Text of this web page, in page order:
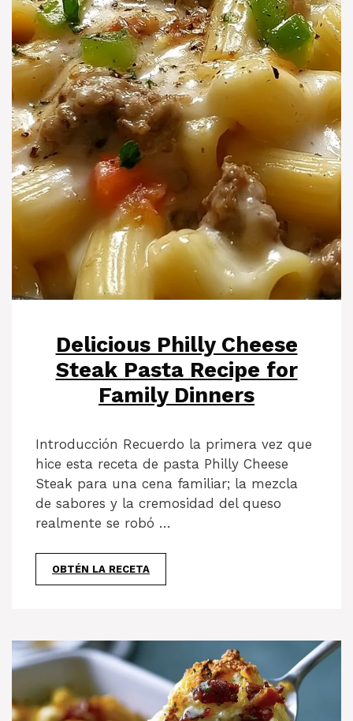
Delicious Philly Cheese
Steak Pasta Recipe for
Family Dinners
Introducción Recuerdo la primera vez que
hice esta receta de pasta Philly Cheese
Steak para una cena familiar; la mezcla
de sabores y la cremosidad del queso
realmente se robó …
OBTÉN LA RECETA